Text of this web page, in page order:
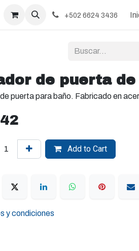
+502 6624 3436
de puerta de
puerta para baño. Fabricado en
Add to Cart
y condiciones